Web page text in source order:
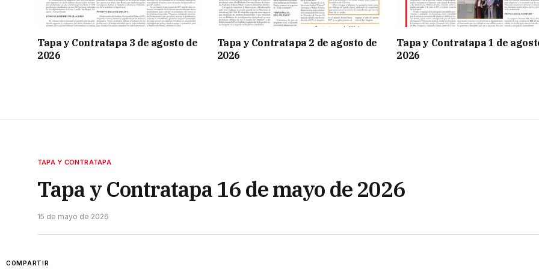
Tapa y Contratapa 3 de agosto de
2026
Tapa y Contratapa 2 de agosto de
2026
Tapa y Contratapa 1 de
2026
TAPA Y CONTRATAPA
Tapa y Contratapa 16 de mayo de 2026
15 de mayo de 2026
COMPARTIR